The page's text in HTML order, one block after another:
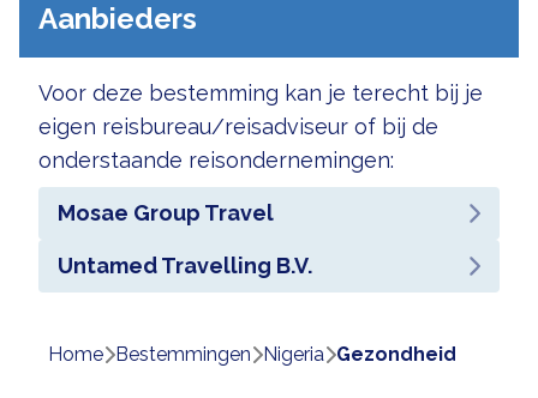
Aanbieders
Voor deze bestemming kan je terecht bij je
eigen reisbureau/reisadviseur of bij de
onderstaande reisondernemingen:
Mosae Group Travel
Untamed Travelling B.V.
Home bestemmingen nigeria gezondheid